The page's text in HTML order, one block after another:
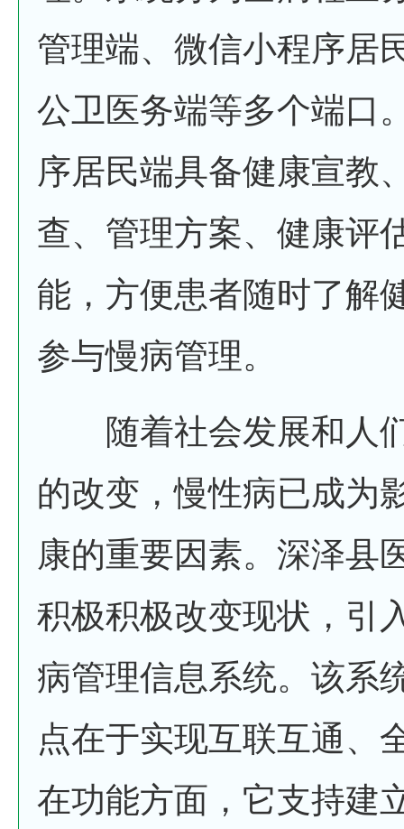
管理端、微信小程序居
公卫医务端等多个端口
序居民端具备健康宣教
查、管理方案、健康评
能，方便患者随时了解
参与慢病管理。
随着社会发展和人
的改变，慢性病已成为
康的重要因素。深泽县
积极积极改变现状，引
病管理信息系统。该系
点在于实现互联互通、
在功能方面，它支持建